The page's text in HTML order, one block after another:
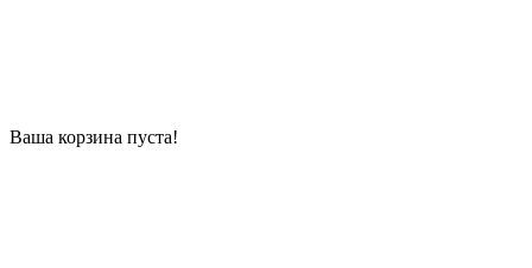
Ваша корзина пуста!